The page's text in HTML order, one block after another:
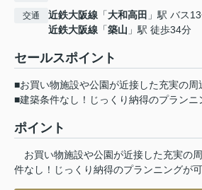
交通 近鉄大阪線 「大和高田 」駅 バス
近鉄大阪線 「築山 」駅 徒歩34分
セールスポイント
■お買い物施設や公園が近接した充実の周
■建築条件なし！じっくり納得のプランニ
ポイント
お買い物施設や公園が近接した充実の
件なし！じっくり納得のプランニングが可